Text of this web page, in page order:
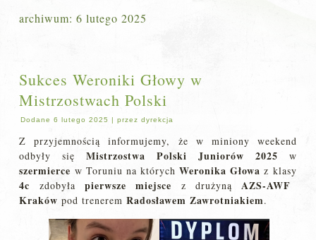
archiwum:6 lutego 2025
Sukces Weroniki Głowy w
Mistrzostwach Polski
Dodane 6 lutego 2025 |przez dyrekcja
Z przyjemnością informujemy, że w miniony weekend
odbyły sięMistrzostwa Polski Juniorów 2025 w
szermierce w Toruniu na którychWeronika Głowa z klasy
4c zdobyłapierwsze miejsce z drużynąAZS-AWF
Kraków pod treneremRadosławem Zawrotniakiem.